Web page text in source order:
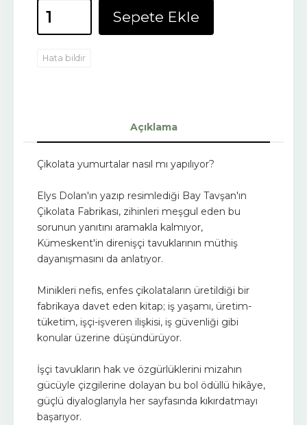
Sepete Ekle
Hata bildir
Açıklama
Çikolata yumurtalar nasıl mı yapılıyor?
Elys Dolan'ın yazıp resimlediği Bay Tavşan'ın
Çikolata Fabrikası, zihinleri meşgul eden bu
sorunun yanıtını aramakla kalmıyor,
Kümeskent'in direnişçi tavuklarının müthiş
dayanışmasını da anlatıyor.
Minikleri nefis, enfes çikolataların üretildiği bir
fabrikaya davet eden kitap; iş yaşamı, üretim-
tüketim, işçi-işveren ilişkisi, iş güvenliği gibi
konular üzerine düşündürüyor.
İşçi tavukların hak ve özgürlüklerini mizahın
gücüyle çizgilerine dolayan bu bol ödüllü hikâye,
güçlü diyaloglarıyla her sayfasında kıkırdatmayı
başarıyor.